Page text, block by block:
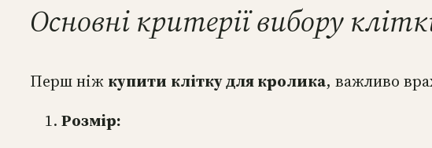
Основні критерії вибору
Перш ніж купити клітку для кролика, важливо
Розмір: